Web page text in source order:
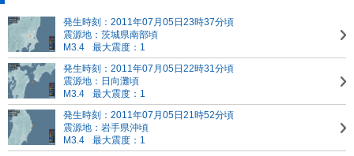
発生時刻：2011年07月05日23時37分頃
震源地：茨城県南部頃
M3.4
最大震度：1
発生時刻：2011年07月05日22時31分頃
震源地：日向灘頃
M3.4
最大震度：1
発生時刻：2011年07月05日21時52分頃
震源地：岩手県沖頃
M3.4
最大震度：1